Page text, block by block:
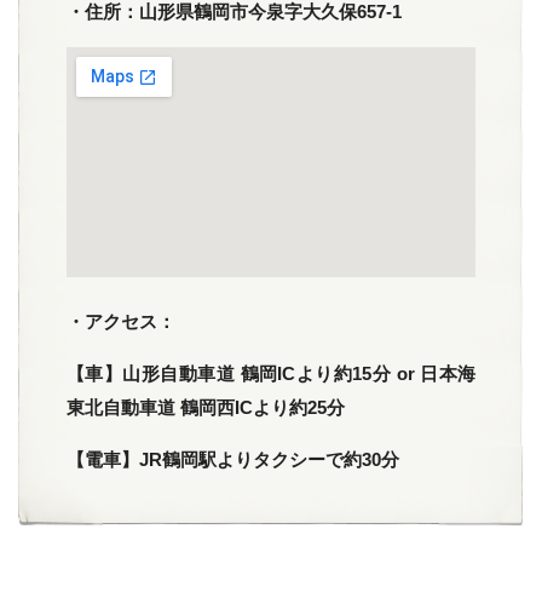
・住所：山形県鶴岡市今泉字大久保657-1
・アクセス：
【車】山形自動車道 鶴岡ICより約15分 or 日本海
東北自動車道 鶴岡西ICより約25分
【電車】JR鶴岡駅よりタクシーで約30分